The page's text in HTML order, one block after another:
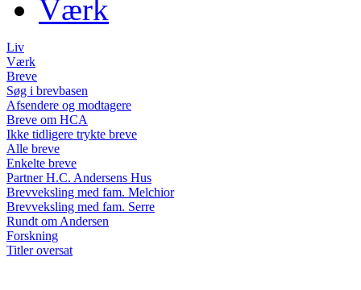
Værk
Liv
Værk
Breve
Søg i brevbasen
Afsendere og modtagere
Breve om HCA
Ikke tidligere trykte breve
Alle breve
Enkelte breve
Partner H.C. Andersens Hus
Brevveksling med fam. Melchior
Brevveksling med fam. Serre
Rundt om Andersen
Forskning
Titler oversat